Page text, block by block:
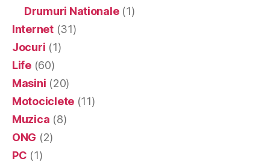
Drumuri Nationale(1)
Internet(31)
Jocuri (1)
Life(60)
Masini (20)
Motociclete (11)
Muzica (8)
ONG (2)
PC (1)